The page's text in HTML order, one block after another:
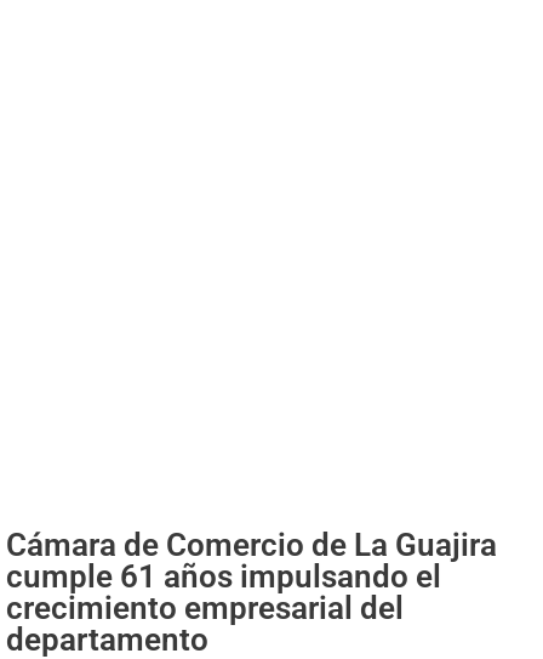
Cámara de Comercio de La Guajira
cumple 61 años impulsando el
crecimiento empresarial del
departamento